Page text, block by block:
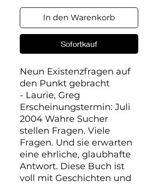
In den Warenkorb
Sofortkauf
Neun Existenzfragen auf
den Punkt gebracht
- Laurie, Greg
Erscheinungstermin: Juli
2004 Wahre Sucher
stellen Fragen. Viele
Fragen. Und sie erwarten
eine ehrliche, glaubhafte
Antwort. Diese Buch ist
voll mit Geschichten und